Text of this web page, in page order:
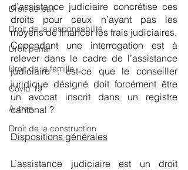
Droit de bail
Droit de la responsabilité
Droit pénal
Droit de la famille
Covid 19
Autres
Droit de la construction
d’assistance judiciaire concrétise ces
droits pour ceux n’ayant pas les
moyens de financer les frais judiciaires.
Cependant une interrogation est à
relever dans le cadre de l’assistance
judiciaire : est-ce que le conseiller
juridique désigné doit forcément être
un avocat inscrit dans un registre
cantonal ?
Dispositions générales
L’assistance judiciaire est un droit